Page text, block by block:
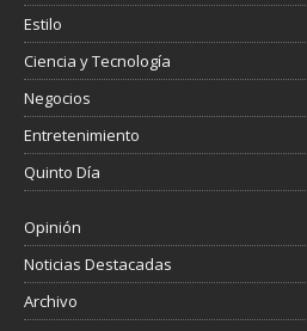
Estilo
Ciencia y Tecnología
Negocios
Entretenimiento
Quinto Día
Opinión
Noticias Destacadas
Archivo